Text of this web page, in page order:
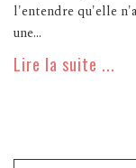
l'entendre qu'elle
une...
Lire la suite ...